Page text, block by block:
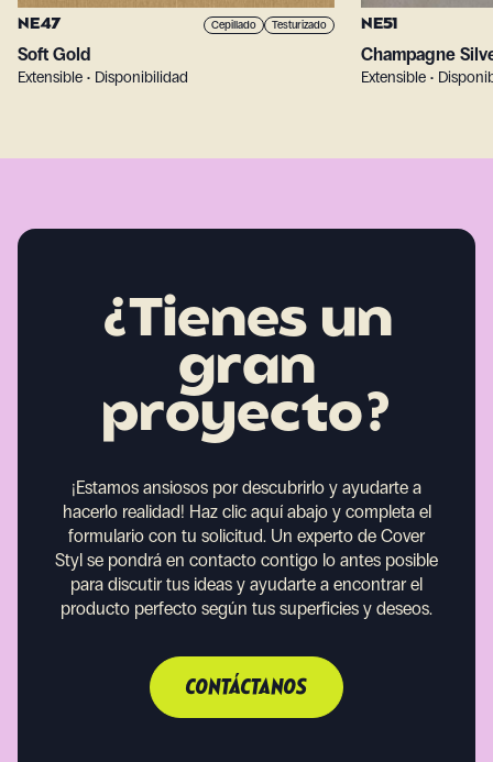
NE47 Cepillado Testurizado
Soft Gold
Extensible • Disponibilidad
NE51
Champagne
Extensible •
¿Tienes un
gran
proyecto?
¡Estamos ansiosos por descubrirlo y ayudarte a
hacerlo realidad! Haz clic aquí abajo y completa el
formulario con tu solicitud. Un experto de Cover
Styl se pondrá en contacto contigo lo antes posible
para discutir tus ideas y ayudarte a encontrar el
producto perfecto según tus superficies y deseos.
CONTÁCTANOS